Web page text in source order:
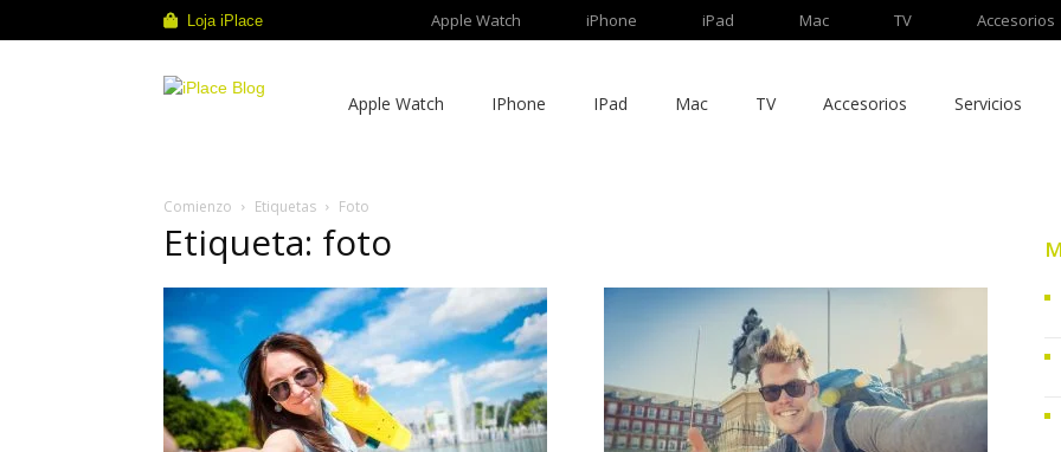
Loja iPlace Apple Watch iPhone iPad Mac TV Accesorios
Apple Watch IPhone IPad Mac TV Accesorios Servicios
Comienzo Etiquetas Foto
Etiqueta: foto